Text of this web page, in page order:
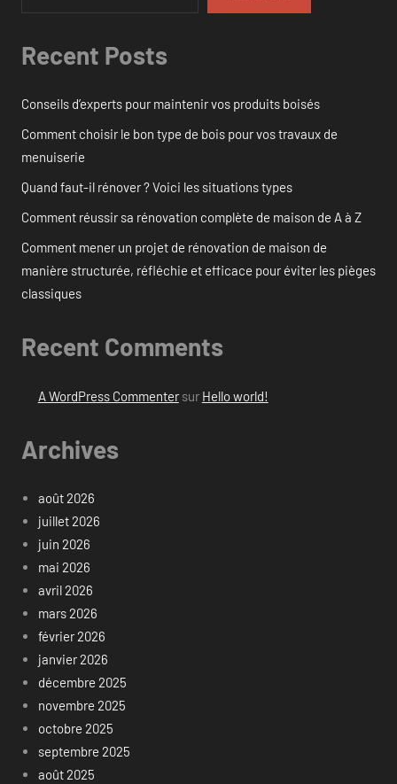
Recent Posts
Conseils d’experts pour maintenir vos produits boisés
Comment choisir le bon type de bois pour vos travaux de
menuiserie
Quand faut-il rénover ? Voici les situations types
Comment réussir sa rénovation complète de maison de A à Z
Comment mener un projet de rénovation de maison de
manière structurée, réfléchie et efficace pour éviter les pièges
classiques
Recent Comments
A WordPress Commentersur Hello world!
Archives
août 2026
juillet 2026
juin 2026
mai 2026
avril 2026
mars 2026
février 2026
janvier 2026
décembre 2025
novembre 2025
octobre 2025
septembre 2025
août 2025